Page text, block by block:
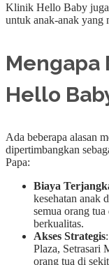
Klinik Hello Baby juga
untuk anak-anak yang
Hello
Ada beberapa alasan
dipertimbangkan
Papa:
Biaya
kesehatan anak
semua orang
berkualitas.
Akses Strategis
Plaza, Setrasari
orang tua di